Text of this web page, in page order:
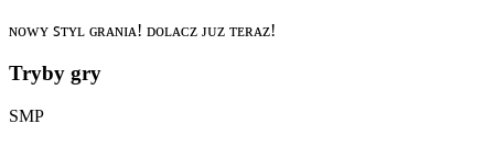
ɴᴏᴡʏ ꜱᴛʏʟ ɢʀᴀɴɪᴀ! ᴅᴏʟᴀᴄᴢ ᴊᴜᴢ ᴛᴇʀᴀᴢ!
Tryby gry
SMP